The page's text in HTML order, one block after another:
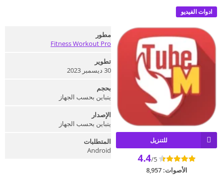
ادوات الفيديو
للتنزيل
4.4/5
الأصوات:8,957
مطور
Fitness Workout Pro
تطوير
30 ديسمبر 2023
بحجم
يتباين بحسب الجهاز
الإصدار
يتباين بحسب الجهاز
المتطلبات
Android